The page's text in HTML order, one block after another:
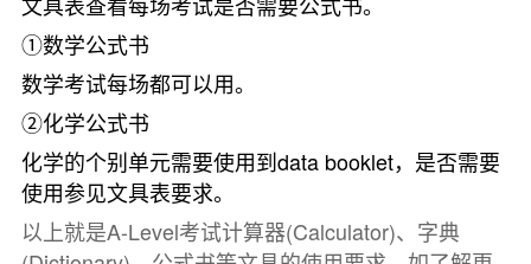
①数学公式书
数学考试每场都可以用。
②化学公式书
化学的个别单元需要使用到data booklet，是否需要
使用参见文具表要求。
以上就是A-Level考试计算器(Calculator)、字典